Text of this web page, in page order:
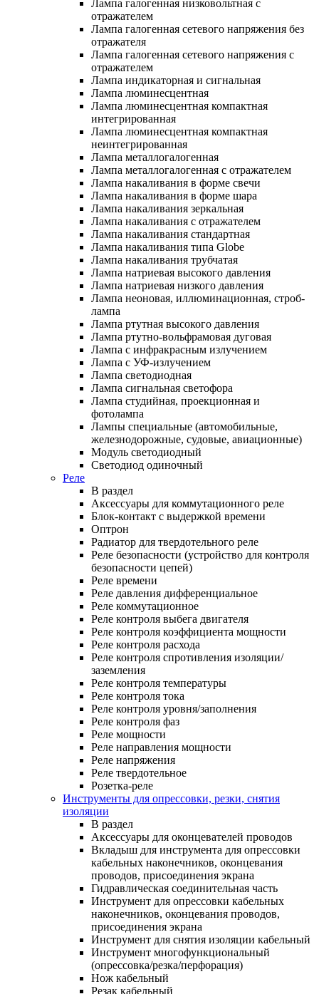
Лампа галогенная низковольтная с
отражателем
Лампа галогенная сетевого напряжения без
отражателя
Лампа галогенная сетевого напряжения с
отражателем
Лампа индикаторная и сигнальная
Лампа люминесцентная
Лампа люминесцентная компактная
интегрированная
Лампа люминесцентная компактная
неинтегрированная
Лампа металлогалогенная
Лампа металлогалогенная с отражателем
Лампа накаливания в форме свечи
Лампа накаливания в форме шара
Лампа накаливания зеркальная
Лампа накаливания с отражателем
Лампа накаливания стандартная
Лампа накаливания типа Globe
Лампа накаливания трубчатая
Лампа натриевая высокого давления
Лампа натриевая низкого давления
Лампа неоновая, иллюминационная, строб-
лампа
Лампа ртутная высокого давления
Лампа ртутно-вольфрамовая дуговая
Лампа с инфракрасным излучением
Лампа с УФ-излучением
Лампа светодиодная
Лампа сигнальная светофора
Лампа студийная, проекционная и
фотолампа
Лампы специальные (автомобильные,
железнодорожные, судовые, авиационные)
Модуль светодиодный
Светодиод одиночный
Реле
В раздел
Аксессуары для коммутационного реле
Блок-контакт с выдержкой времени
Оптрон
Радиатор для твердотельного реле
Реле безопасности (устройство для контроля
безопасности цепей)
Реле времени
Реле давления дифференциальное
Реле коммутационное
Реле контроля выбега двигателя
Реле контроля коэффициента мощности
Реле контроля расхода
Реле контроля спротивления изоляции/
заземления
Реле контроля температуры
Реле контроля тока
Реле контроля уровня/заполнения
Реле контроля фаз
Реле мощности
Реле направления мощности
Реле напряжения
Реле твердотельное
Розетка-реле
Инструменты для опрессовки, резки, снятия
изоляции
В раздел
Аксессуары для оконцевателей проводов
Вкладыш для инструмента для опрессовки
кабельных наконечников, оконцевания
проводов, присоединения экрана
Гидравлическая соединительная часть
Инструмент для опрессовки кабельных
наконечников, оконцевания проводов,
присоединения экрана
Инструмент для снятия изоляции кабельный
Инструмент многофункциональный
(опрессовка/резка/перфорация)
Нож кабельный
Резак кабельный